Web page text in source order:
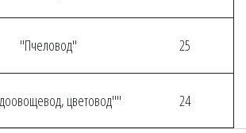
"Пчеловод" 25
цветовод"" 24